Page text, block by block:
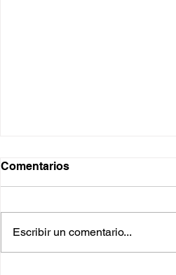
Comentarios
Escribir un comentario...